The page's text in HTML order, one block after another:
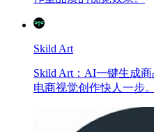
Skild Art
Skild Art：AI一键生成
电商视觉创作快人一步。